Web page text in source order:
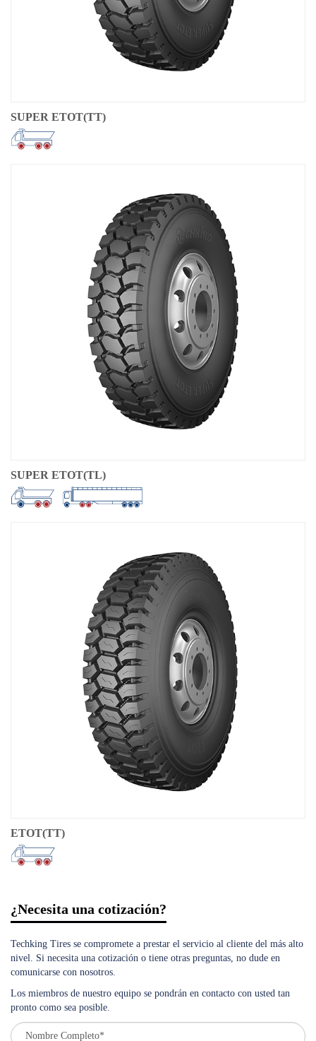
SUPER ETOT(TT)
SUPER ETOT(TL)
ETOT(TT)
¿Necesita una cotización?
Techking Tires se compromete a prestar el servicio al cliente del más alto
nivel. Si necesita una cotización o tiene otras preguntas, no dude en
comunicarse con nosotros.
Los miembros de nuestro equipo se pondrán en contacto con usted tan
pronto como sea posible.